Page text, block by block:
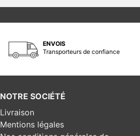
ENVOIS
Transporteurs de confiance
NOTRE SOCIÉTÉ
Livraison
Mentions légales